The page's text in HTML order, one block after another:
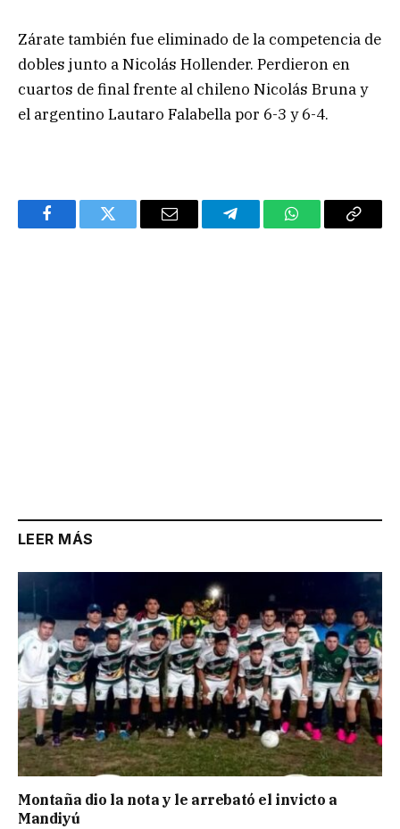
Zárate también fue eliminado de la competencia de
dobles junto a Nicolás Hollender. Perdieron en
cuartos de final frente al chileno Nicolás Bruna y
el argentino Lautaro Falabella por 6-3 y 6-4.
FacebookTwitter Email TelegramWhatsAppCopy
LEER MÁS
Montaña dio la nota y le arrebató el invicto a
Mandiyú